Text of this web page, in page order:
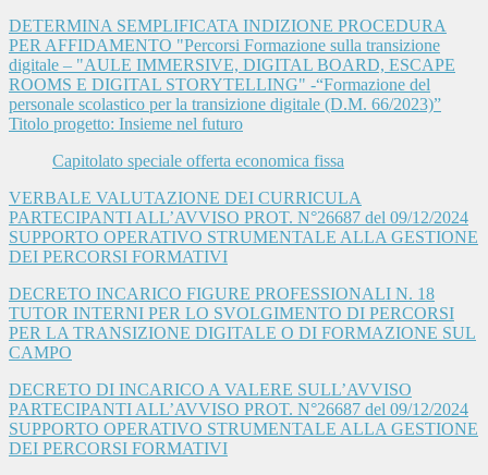
DETERMINA SEMPLIFICATA INDIZIONE PROCEDURA
PER AFFIDAMENTO "Percorsi Formazione sulla transizione
digitale – "AULE IMMERSIVE, DIGITAL BOARD, ESCAPE
ROOMS E DIGITAL STORYTELLING" -“Formazione del
personale scolastico per la transizione digitale (D.M. 66/2023)”
Titolo progetto: Insieme nel futuro
Capitolato speciale offerta economica fissa
VERBALE VALUTAZIONE DEI CURRICULA
PARTECIPANTI ALL’AVVISO PROT. N°26687 del 09/12/2024
SUPPORTO OPERATIVO STRUMENTALE ALLA GESTIONE
DEI PERCORSI FORMATIVI
DECRETO INCARICO FIGURE PROFESSIONALI N. 18
TUTOR INTERNI PER LO SVOLGIMENTO DI PERCORSI
PER LA TRANSIZIONE DIGITALE O DI FORMAZIONE SUL
CAMPO
DECRETO DI INCARICO A VALERE SULL’AVVISO
PARTECIPANTI ALL’AVVISO PROT. N°26687 del 09/12/2024
SUPPORTO OPERATIVO STRUMENTALE ALLA GESTIONE
DEI PERCORSI FORMATIVI